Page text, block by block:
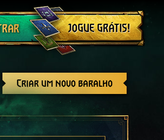
JOGUE GRÁTIS!
Criar um novo baralho